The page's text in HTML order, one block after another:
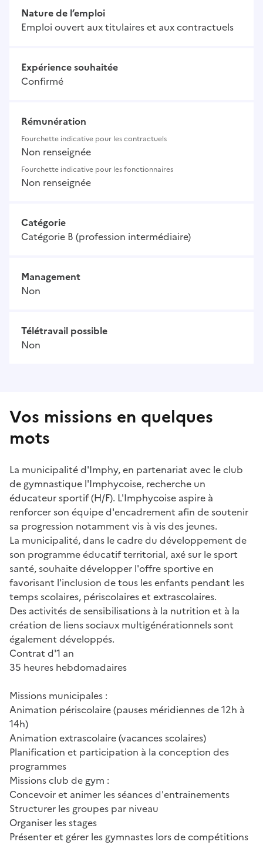
Nature de l’emploi
Emploi ouvert aux titulaires et aux contractuels
Expérience souhaitée
Confirmé
Rémunération
Fourchette indicative pour les contractuels
Non renseignée
Fourchette indicative pour les fonctionnaires
Non renseignée
Catégorie
Catégorie B (profession intermédiaire)
Management
Non
Télétravail possible
Non
Vos missions en quelques
mots
La municipalité d'Imphy, en partenariat avec le club
de gymnastique l'Imphycoise, recherche un
éducateur sportif (H/F). L'Imphycoise aspire à
renforcer son équipe d'encadrement afin de soutenir
sa progression notamment vis à vis des jeunes.
La municipalité, dans le cadre du développement de
son programme éducatif territorial, axé sur le sport
santé, souhaite développer l'offre sportive en
favorisant l'inclusion de tous les enfants pendant les
temps scolaires, périscolaires et extrascolaires.
Des activités de sensibilisations à la nutrition et à la
création de liens sociaux multigénérationnels sont
également développés.
Contrat d'1 an
35 heures hebdomadaires
Missions municipales :
Animation périscolaire (pauses méridiennes de 12h à
14h)
Animation extrascolaire (vacances scolaires)
Planification et participation à la conception des
programmes
Missions club de gym :
Concevoir et animer les séances d'entrainements
Structurer les groupes par niveau
Organiser les stages
Présenter et gérer les gymnastes lors de compétitions